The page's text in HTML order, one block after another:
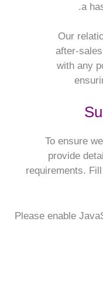
a
Our
after-
with any
To ensure
provide
requirements.
Please enable